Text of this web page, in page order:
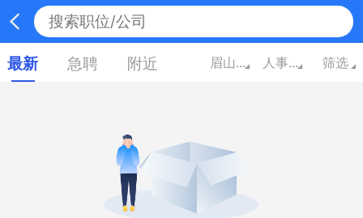
最新 急聘 附近 眉山四川 人事/行政/高级管理 筛选